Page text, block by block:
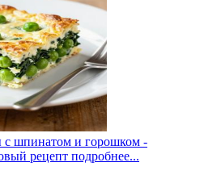
с шпинатом и горошком -
рецепт подробнее...